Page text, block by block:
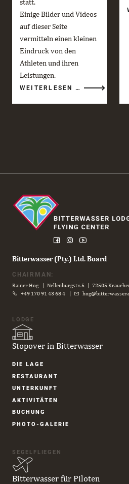
statt.
Einige Bilder und Videos
auf dieser Seite
vermitteln einen kleinen
Eindruck von den
Athleten und ihren
Leistungen.
WEITERLESEN …
AERIAL
Bitterwasser (Pty.) Ltd. Board
CHAIRMAN:
Rainer Hog | Nellenburgstr. 5 | 72505
+49 170 91 43 68 4 |
LODGE
Stopover in Bitterwasser
Navigation
DIE LAGE
RESTAURANT
UNTER­KUNFT
AKTIVITÄTEN
BUCHUNG
PHOTO-GALERIE
SEGELFLIEGEN
Bitterwasser für Piloten